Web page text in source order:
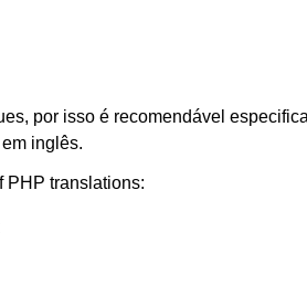
por isso é recomendável
inglês.
PHP translations: